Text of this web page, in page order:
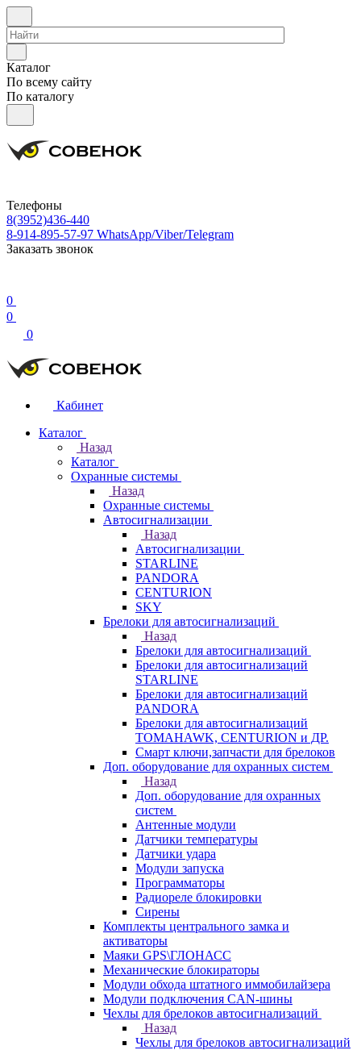
Каталог
По всему сайту
По каталогу
Телефоны
8(3952)436-440
8-914-895-57-97 WhatsApp/Viber/Telegram
Заказать звонок
0
0
0
Кабинет
Каталог
Назад
Каталог
Охранные системы
Назад
Охранные системы
Автосигнализации
Назад
Автосигнализации
STARLINE
PANDORA
CENTURION
SKY
Брелоки для автосигнализаций
Назад
Брелоки для автосигнализаций
Брелоки для автосигнализаций
STARLINE
Брелоки для автосигнализаций
PANDORA
Брелоки для автосигнализаций
TOMAHAWK, CENTURION и ДР.
Смарт ключи,запчасти для брелоков
Доп. оборудование для охранных систем
Назад
Доп. оборудование для охранных
систем
Антенные модули
Датчики температуры
Датчики удара
Модули запуска
Программаторы
Радиореле блокировки
Сирены
Комплекты центрального замка и
активаторы
Маяки GPS\ГЛОНАСС
Механические блокираторы
Модули обхода штатного иммобилайзера
Модули подключения CAN-шины
Чехлы для брелоков автосигнализаций
Назад
Чехлы для брелоков автосигнализаций